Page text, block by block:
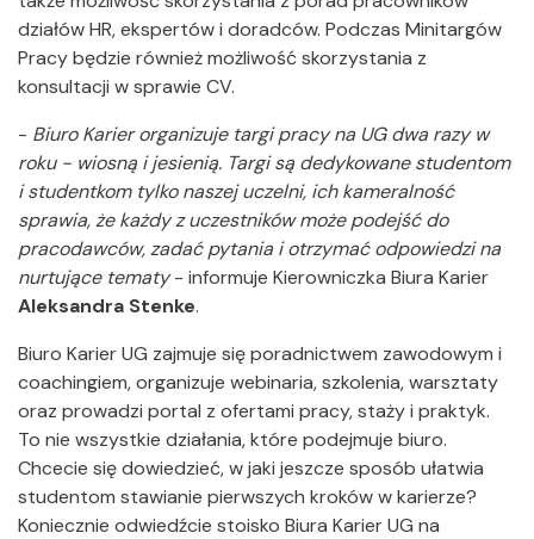
działów HR, ekspertów i doradców. Podczas Minitargów
Pracy będzie również możliwość skorzystania z
konsultacji w sprawie CV.
- Biuro Karier organizuje targi pracy na UG dwa razy w
roku - wiosną i jesienią. Targi są dedykowane studentom
i studentkom tylko naszej uczelni, ich kameralność
sprawia, że każdy z uczestników może podejść do
pracodawców, zadać pytania i otrzymać odpowiedzi na
nurtujące tematy- informuje Kierowniczka Biura Karier
Aleksandra Stenke.
Biuro Karier UG zajmuje się poradnictwem zawodowym i
coachingiem, organizuje webinaria, szkolenia, warsztaty
oraz prowadzi portal z ofertami pracy, staży i praktyk.
To nie wszystkie działania, które podejmuje biuro.
Chcecie się dowiedzieć, w jaki jeszcze sposób ułatwia
studentom stawianie pierwszych kroków w karierze?
Koniecznie odwiedźcie stoisko Biura Karier UG na